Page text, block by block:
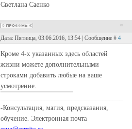
Светлана Саенко
Дата: Пятница, 03.06.2016, 13:54 | Сообщение # 4
Кроме 4-х указанных здесь областей
жизни можете дополнительными
строками добавить любые на ваше
усмотрение.
-Консультация, магия, предсказания,
обучение. Электронная почта